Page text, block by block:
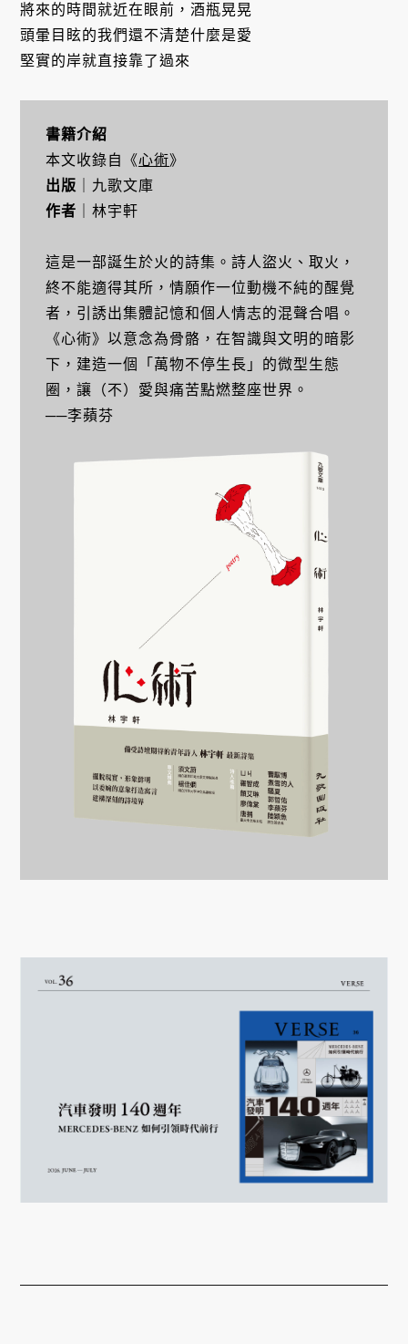
將來的時間就近在眼前，酒瓶晃晃
頭暈目眩的我們還不清楚什麼是愛
堅實的岸就直接靠了過來
書籍介紹
本文收錄自《心術》
出版 ｜九歌文庫
作者 ｜林宇軒
這是一部誕生於火的詩集。詩人盜火、取火，
終不能適得其所，情願作一位動機不純的醒覺
者，引誘出集體記憶和個人情志的混聲合唱。
《心術》以意念為骨骼，在智識與文明的暗影
下，建造一個「萬物不停生長」的微型生態
圈，讓（不）愛與痛苦點燃整座世界。
──李蘋芬